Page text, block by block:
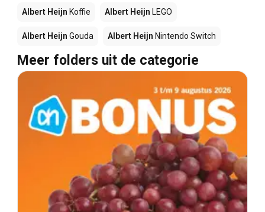
Albert Heijn Koffie Albert Heijn LEGO
Albert Heijn Gouda Albert Heijn Nintendo Switch
Meer folders uit de categorie